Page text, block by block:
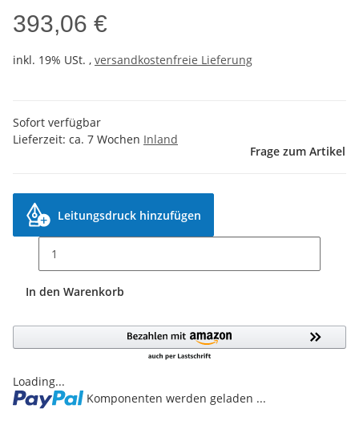
393,06 €
inkl. 19% USt. , versandkostenfreie Lieferung
Sofort verfügbar
Lieferzeit: ca. 7 Wochen Inland
Frage zum Artikel
Leitungsdruck hinzufügen
In den Warenkorb
Loading...
Komponenten werden geladen ...